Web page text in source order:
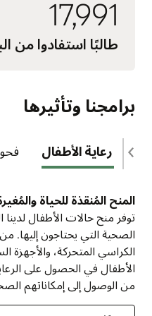
17,991
طالبًا استفادوا من
برامجنا وتأثيرها
منح رعاية الأطفال
المنح المُنقذة للحياة
توفر منح حالات الأطفال لدينا
الصحية التي يحتاجون إليها. من
الكراسي المتحركة، والأجهزة
الأطفال في الحصول على
من الوصول إلى إمكاناتهم